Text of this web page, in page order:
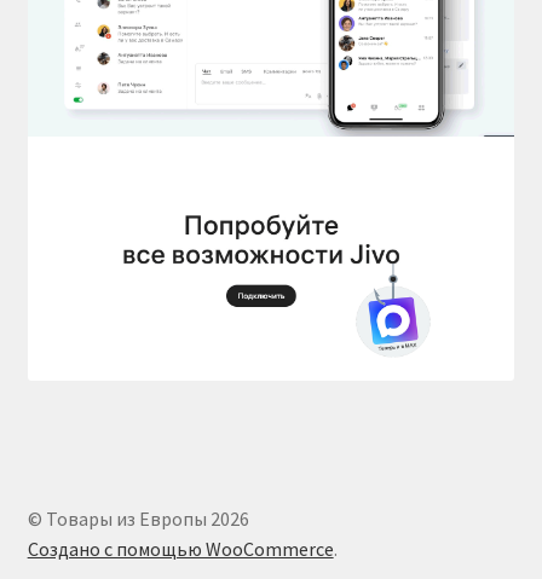
© Товары из Европы 2026
Создано с помощью WooCommerce.